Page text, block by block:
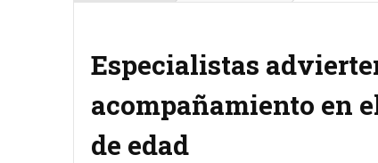
Especialistas
acompañamiento en
de edad